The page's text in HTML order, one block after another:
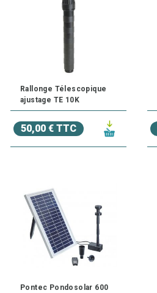
Rallonge Télescopique
ajustage TE 10K
50,00 € TTC
Pontec Pondosolar 600